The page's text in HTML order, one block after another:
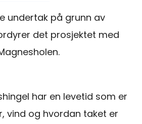
undertak på grunn av
det prosjektet med
har en levetid som er
vind og hvordan taket er